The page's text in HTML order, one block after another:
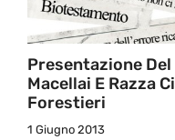
Presentazione
Macellai E Razza
Forestieri
1 Giugno 2013